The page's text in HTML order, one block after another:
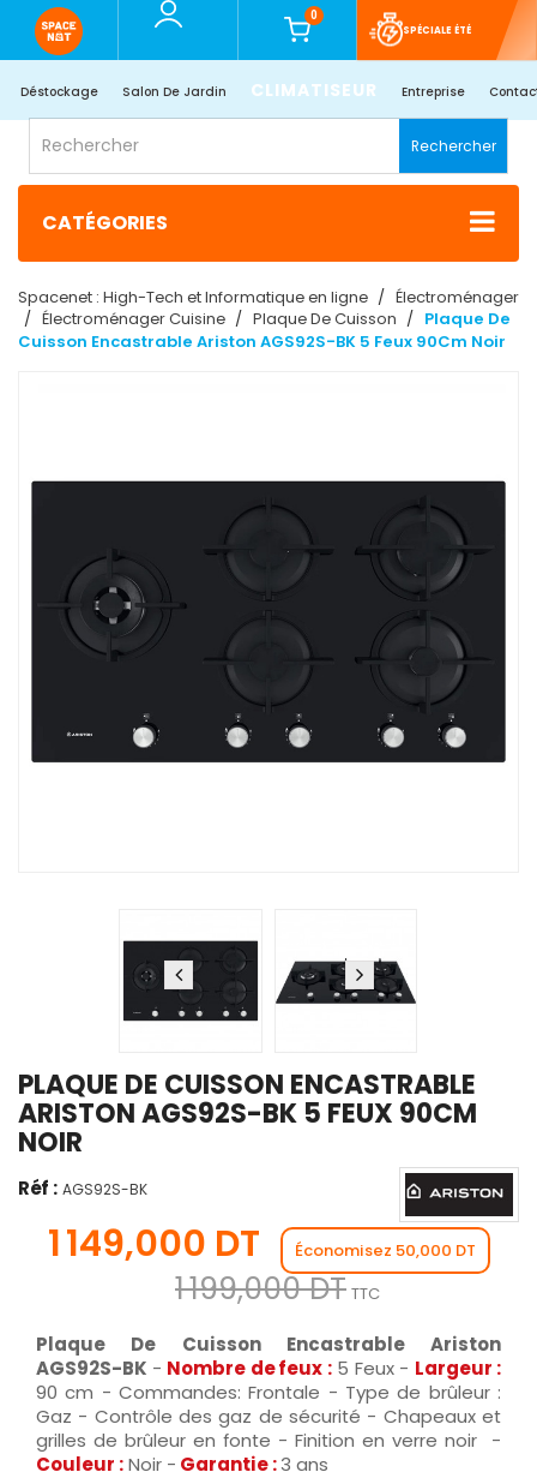
0
SPÉCIALE ÉTÉ
Déstockage Salon De Jardin CLIMATISEUR Entreprise
Rechercher
CATÉGORIES
Spacenet : High-Tech et Informatique en ligne
Électroménager
Électroménager Cuisine
Plaque De Cuisson
Plaque De
Cuisson Encastrable Ariston AGS92S-BK 5 Feux 90Cm Noir
PLAQUE DE CUISSON ENCASTRABLE
ARISTON AGS92S-BK 5 FEUX 90CM
NOIR
Réf : AGS92S-BK
1 149,000 DT Économisez 50,000 DT
1 199,000 DT TTC
Plaque De Cuisson Encastrable Ariston
AGS92S-BK - Nombre de feux :5 Feux - Largeur :
90 cm - Commandes: Frontale - Type de brûleur :
Gaz - Contrôle des gaz de sécurité - Chapeaux et
grilles de brûleur en fonte - Finition en verre noir -
Couleur :Noir - Garantie :3 ans